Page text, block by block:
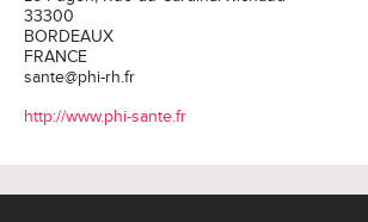
33300
BORDEAUX
FRANCE
sante@phi-rh.fr
http://www.phi-sante.fr